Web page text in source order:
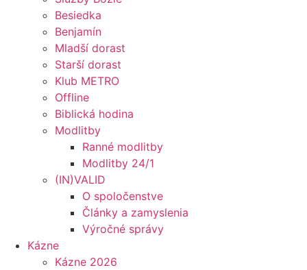
Besiedka
Benjamín
Mladší dorast
Starší dorast
Klub METRO
Offline
Biblická hodina
Modlitby
Ranné modlitby
Modlitby 24/1
(IN)VALID
O spoločenstve
Články a zamyslenia
Výročné správy
Kázne
Kázne 2026